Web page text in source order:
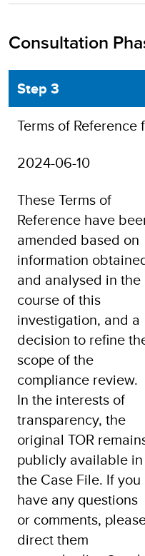
Consultation
Step 3
Terms of
2024-06-10
These Terms of
Reference have
amended based on
information
and analysed in the
course of this
investigation, and a
decision to refine
scope of the
compliance review.
In the interests of
transparency, the
original TOR
publicly available in
the Case File. If you
have any questions
or comments,
direct them